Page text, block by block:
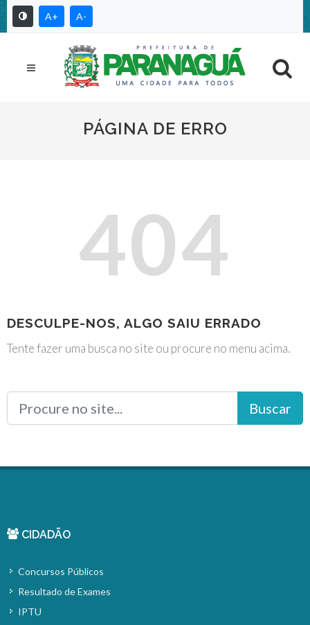
A+ A-
PÁGINA DE ERRO
404
DESCULPE-NOS, ALGO SAIU ERRADO
Tente fazer uma busca no site ou procure no menu acima.
Buscar
CIDADÃO
Concursos Públicos
Resultado de Exames
IPTU